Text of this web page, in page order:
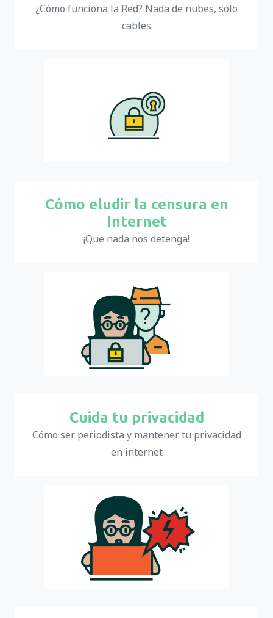
¿Cómo funciona la Red? Nada de nubes, solo
cables
Cómo eludir la censura en
Internet
¡Que nada nos detenga!
Cuida tu privacidad
Cómo ser periodista y mantener tu privacidad
en internet